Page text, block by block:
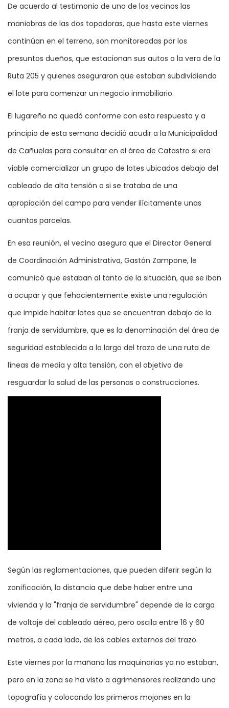
De acuerdo al testimonio de uno de los vecinos las
maniobras de las dos topadoras, que hasta este viernes
continúan en el terreno, son monitoreadas por los
presuntos dueños, que estacionan sus autos a la vera de la
Ruta 205 y quienes aseguraron que estaban subdividiendo
el lote para comenzar un negocio inmobiliario.
El lugareño no quedó conforme con esta respuesta y a
principio de esta semana decidió acudir a la Municipalidad
de Cañuelas para consultar en el área de Catastro si era
viable comercializar un grupo de lotes ubicados debajo del
cableado de alta tensión o si se trataba de una
apropiación del campo para vender ilícitamente unas
cuantas parcelas.
En esa reunión, el vecino asegura que el Director General
de Coordinación Administrativa, Gastón Zampone, le
comunicó que estaban al tanto de la situación, que se iban
a ocupar y que fehacientemente existe una regulación
que impide habitar lotes que se encuentran debajo de la
franja de servidumbre, que es la denominación del área de
seguridad establecida a lo largo del trazo de una ruta de
líneas de media y alta tensión, con el objetivo de
resguardar la salud de las personas o construcciones.
Según las reglamentaciones, que pueden diferir según la
zonificación, la distancia que debe haber entre una
vivienda y la "franja de servidumbre" depende de la carga
de voltaje del cableado aéreo, pero oscila entre 16 y 60
metros, a cada lado, de los cables externos del trazo.
Este viernes por la mañana las maquinarias ya no estaban,
pero en la zona se ha visto a agrimensores realizando una
topografía y colocando los primeros mojones en la